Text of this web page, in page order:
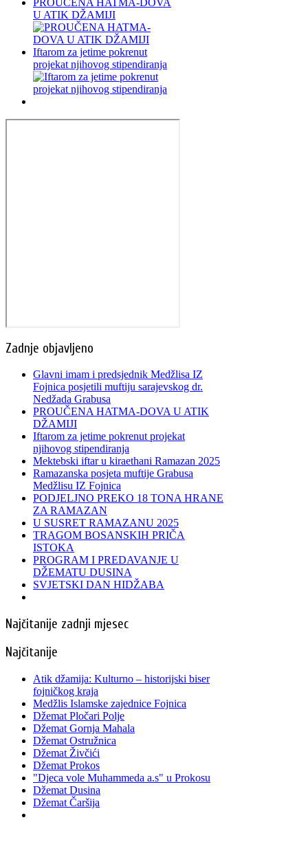
PROUČENA HATMA-DOVA
U ATIK DŽAMIJI
Iftarom za jetime pokrenut
projekat njihovog stipendiranja
Zadnje objavljeno
Glavni imam i predsjednik Medžlisa IZ
Fojnica posjetili muftiju sarajevskog dr.
Nedžada Grabusa
PROUČENA HATMA-DOVA U ATIK
DŽAMIJI
Iftarom za jetime pokrenut projekat
njihovog stipendiranja
Mektebski iftar u kiraethani Ramazan 2025
Ramazanska posjeta muftije Grabusa
Medžlisu IZ Fojnica
PODJELJNO PREKO 18 TONA HRANE
ZA RAMAZAN
U SUSRET RAMAZANU 2025
TRAGOM BOSANSKIH PRIČA
ISTOKA
PROGRAM I PREDAVANJE U
DŽEMATU DUSINA
SVJETSKI DAN HIDŽABA
Najčitanije zadnji mjesec
Najčitanije
Atik džamija: Kulturno – historijski biser
fojničkog kraja
Medžlis Islamske zajednice Fojnica
Džemat Pločari Polje
Džemat Gornja Mahala
Džemat Ostružnica
Džemat Živčići
Džemat Prokos
"Djeca vole Muhammeda a.s" u Prokosu
Džemat Dusina
Džemat Čaršija